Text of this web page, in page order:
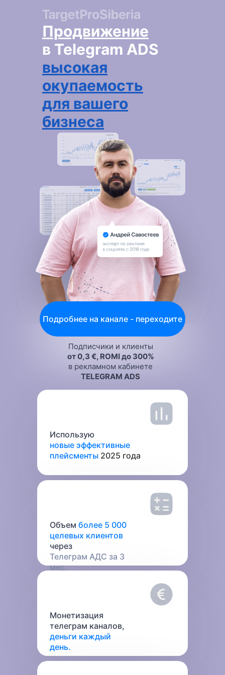
Продвижение
в Telegram ADS
высокая
окупаемость
для вашего
бизнеса
Подробнее на канале - переходите
Использую
новые эффективные
плейсменты 2025 года
Объем более 5 000
целевых клиентов
через
Телеграм АДС за 3
мес.
Подписчики и клиенты
от 0,3 €, ROMI до 300%
в рекламном кабинете
TELEGRAM ADS
Монетизация
телеграм каналов,
деньги каждый
день.